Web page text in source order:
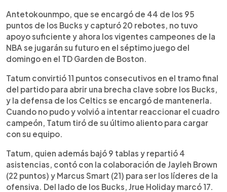
Antetokounmpo, que se encargó de 44 de los 95
puntos de los Bucks y capturó 20 rebotes, no tuvo
apoyo suficiente y ahora los vigentes campeones de la
NBA se jugarán su futuro en el séptimo juego del
domingo en el TD Garden de Boston.
Tatum convirtió 11 puntos consecutivos en el tramo final
del partido para abrir una brecha clave sobre los Bucks,
y la defensa de los Celtics se encargó de mantenerla.
Cuando no pudo y volvió a intentar reaccionar el cuadro
campeón, Tatum tiró de su último aliento para cargar
con su equipo.
Tatum, quien además bajó 9 tablas y repartió 4
asistencias, contó con la colaboración de Jayleh Brown
(22 puntos) y Marcus Smart (21) para ser los líderes de la
ofensiva. Del lado de los Bucks, Jrue Holiday marcó 17.